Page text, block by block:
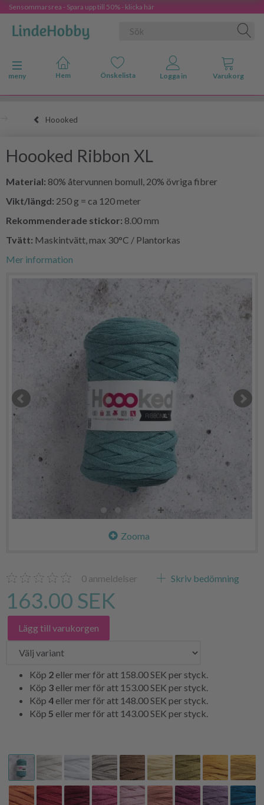
Sensommarsrea - Spara upp till 50% - klicka här
Ändra navigering
meny
Hoooked
Hoooked Ribbon XL
Material: 80% återvunnen bomull, 20% övriga fibrer
Vikt/längd: 250 g = ca 120 meter
Rekommenderade stickor: 8.00 mm
Tvätt: Maskintvätt, max 30°C / Plantorkas
Mer information
Zooma
0 anmeldelser Skriv bedömning
163.00 SEK
Lägg till varukorgen
Köp 2 eller mer för att 158.00 SEK per styck.
Köp 3 eller mer för att 153.00 SEK per styck.
Köp 4 eller mer för att 148.00 SEK per styck.
Köp 5 eller mer för att 143.00 SEK per styck.